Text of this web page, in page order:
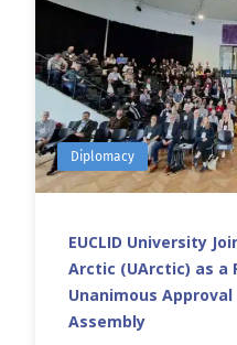
Diplomacy
EUCLID University
Arctic (UArctic) as a
Unanimous
Assembly